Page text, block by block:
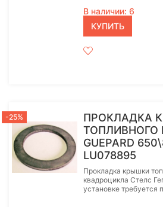
В наличии: 6
КУПИТЬ
-25%
ПРОКЛАДКА
ТОПЛИВНОГО
GUEPARD
LU078895
Прокладка крышки
квадроцикла Стелс
установке требуется